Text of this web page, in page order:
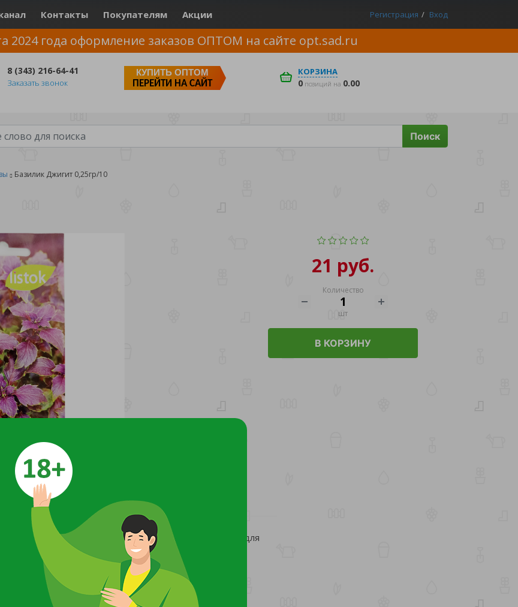
Контакты Покупателям Акции Регистрация Вход
года оформление заказов ОПТОМ на сайте opt.sad.ru
8 (343) 216-64-41
Заказать звонок
КУПИТЬ ОПТОМ
ПЕРЕЙТИ НА САЙТ
КОРЗИНА
0 позиций на 0.00
Поиск
Базилик Джигит 0,25гр/10
21 руб.
Количество
шт
В КОРЗИНУ
молодые побегие используются в качестве приправы для